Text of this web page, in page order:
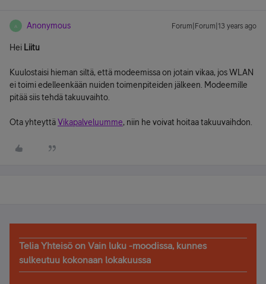
A Anonymous Forum|Forum|13 years ago
Hei Liitu
Kuulostaisi hieman siltä, että modeemissa on jotain vikaa, jos WLAN
ei toimi edelleenkään nuiden toimenpiteiden jälkeen. Modeemille
pitää siis tehdä takuuvaihto.
Ota yhteyttäVikapalveluumme, niin he voivat hoitaa takuuvaihdon.
Telia Yhteisö on Vain luku -moodissa, kunnes
sulkeutuu kokonaan lokakuussa